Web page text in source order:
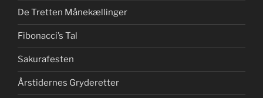
De Tretten Månekællinger
Fibonacci’s Tal
Sakurafesten
Årstidernes Gryderetter